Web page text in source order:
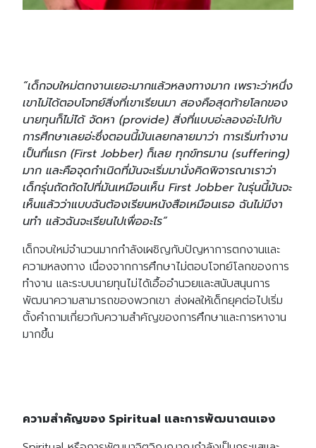
“เด็กจบใหม่ตกงานเยอะมากแล้วหลงทางมาก เพราะว่าหนึ่ง
เขาไม่ได้ตอบโจทย์สิ่งที่เขาเรียนมา สองคือสุดท้ายโลกของ
นายทุนก็ไม่ได้ จัดหา (provide) สิ่งที่แบบอ่ะลองอ่ะไปกับ
การศึกษาเลยอ่ะซึ่งตอนนี้มันเลยกลายมาว่า การเริ่มทำงาน
เป็นที่แรก (First Jobber) ก็เลย ทุกข์ทรมาน (suffering)
มาก และคือจุดกําเนิดที่มันจะเริ่มมานั่งคิดพิจารณาเราว่า
เด็กรุ่นถัดถัดไปที่มันเหมือนเห็น First Jobber ในรุ่นนี้มันจะ
เห็นแล้วว่าแบบฉันต้องเรียนหนังสือเหมือนเธอ ฉันไม่มีงา
นทํา แล้วฉันจะเรียนไปเพื่ออะไร”
เด็กจบใหม่จำนวนมากกำลังเผชิญกับปัญหาการตกงานและ
ความหลงทาง เนื่องจากการศึกษาไม่ตอบโจทย์โลกของการ
ทำงาน และระบบนายทุนไม่ได้เอื้ออำนวยและสนับสนุนการ
พัฒนาความสามารถของพวกเขา ส่งผลให้เด็กยุคต่อไปเริ่ม
ตั้งคำถามเกี่ยวกับความสำคัญของการศึกษาและการหางาน
มากขึ้น
ความสำคัญของ Spiritual และการพัฒนาตนเอง